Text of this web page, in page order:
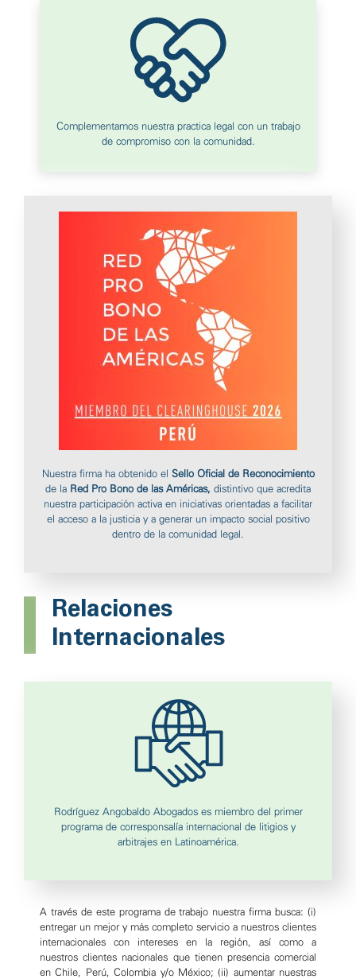
Complementamos nuestra practica legal con un trabajo
de compromiso con la comunidad.
Nuestra firma ha obtenido el Sello Oficial de Reconocimiento
de la Red Pro Bono de las Américas, distintivo que acredita
nuestra participación activa en iniciativas orientadas a facilitar
el acceso a la justicia y a generar un impacto social positivo
dentro de la comunidad legal.
Relaciones
Internacionales
Rodríguez Angobaldo Abogados es miembro del primer
programa de corresponsalía internacional de litigios y
arbitrajes en Latinoamérica.
A través de este programa de trabajo nuestra firma busca: (i)
entregar un mejor y más completo servicio a nuestros clientes
internacionales con intereses en la región, así como a
nuestros clientes nacionales que tienen presencia comercial
en Chile, Perú, Colombia y/o México; (ii) aumentar nuestras